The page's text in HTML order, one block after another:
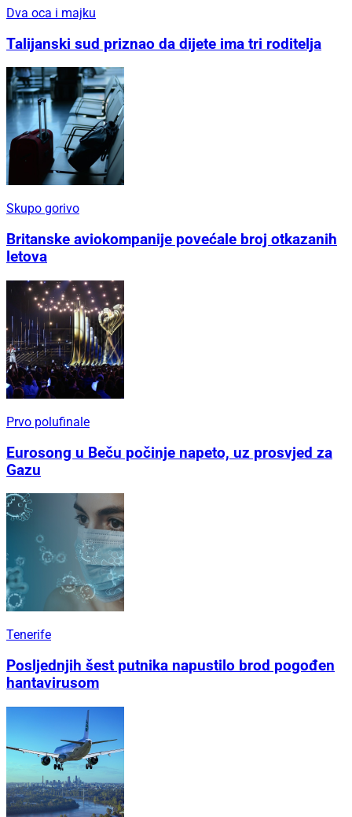
Dva oca i majku
Talijanski sud priznao da dijete ima tri roditelja
Skupo gorivo
Britanske aviokompanije povećale broj otkazanih
letova
Prvo polufinale
Eurosong u Beču počinje napeto, uz prosvjed za
Gazu
Tenerife
Posljednjih šest putnika napustilo brod pogođen
hantavirusom